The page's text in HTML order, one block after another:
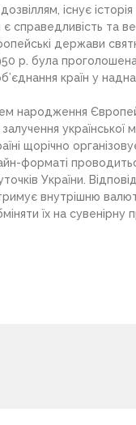
існує
справедливість та
держави
р. була
країн у
народження
щорічно
форматі
України.
внутрішню
їх на